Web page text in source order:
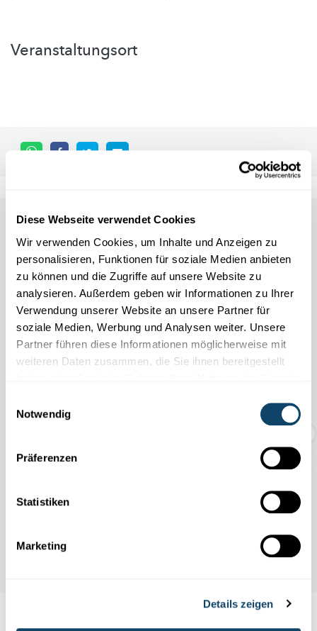
Diese Webseite verwendet Cookies
Wir verwenden Cookies, um Inhalte und Anzeigen zu
personalisieren, Funktionen für soziale Medien anbieten
zu können und die Zugriffe auf unsere Website zu
analysieren. Außerdem geben wir Informationen zu Ihrer
Verwendung unserer Website an unsere Partner für
soziale Medien, Werbung und Analysen weiter. Unsere
Partner führen diese Informationen möglicherweise mit
weiteren Daten zusammen, die Sie ihnen bereitgestellt
Notwendig
Präferenzen
Statistiken
Marketing
Details zeigen
Veranstaltungsort
Other scientific events
Alle Events
11.04
2026
/
31.10
2026
TEMPORÄRE AUSSTELLUNG:
Geschichten rund um den Abf...